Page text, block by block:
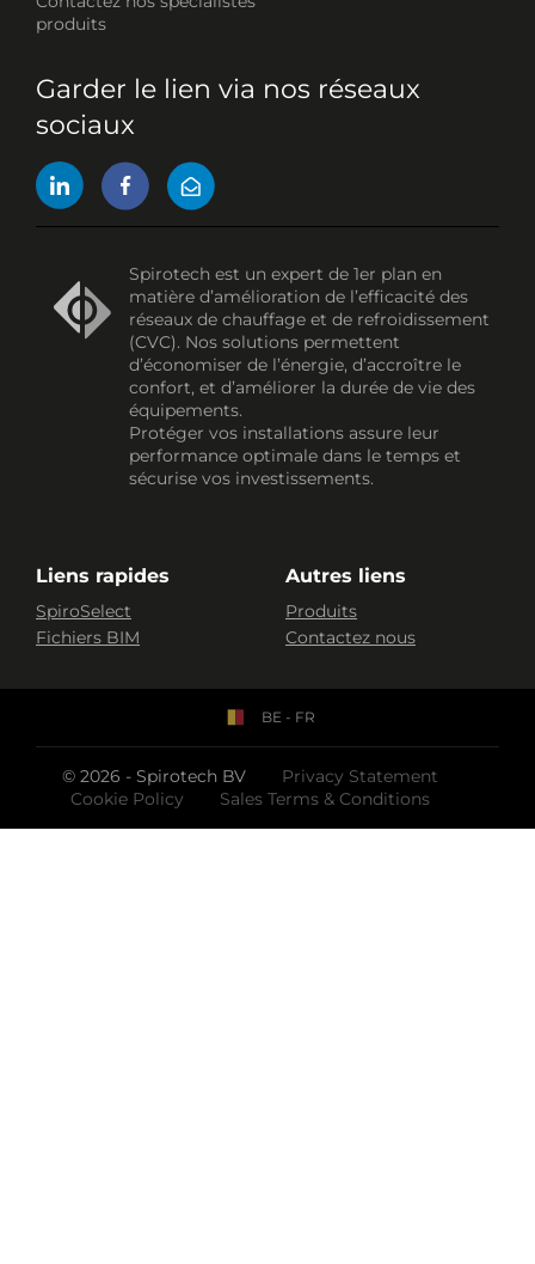
produits
Garder le lien via nos réseaux
sociaux
Spirotech est un expert de 1er plan en
matière d’amélioration de l’efficacité des
réseaux de chauffage et de refroidissement
(CVC). Nos solutions permettent
d’économiser de l’énergie, d’accroître le
confort, et d’améliorer la durée de vie des
équipements.
Protéger vos installations assure leur
performance optimale dans le temps et
sécurise vos investissements.
Liens rapides
SpiroSelect
Fichiers BIM
Autres liens
Produits
Contactez nous
© 2026 - Spirotech BV
Privacy Statement
Cookie Policy
Sales Terms & Conditions
BE - FR